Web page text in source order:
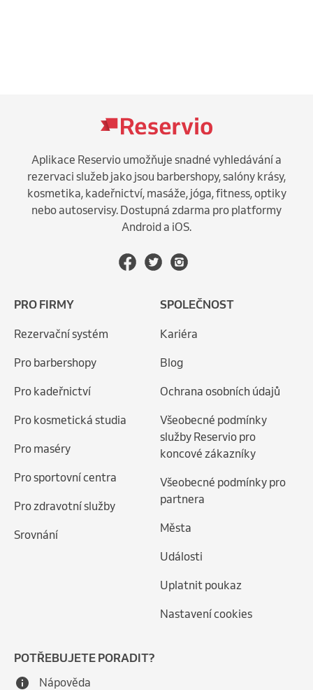
Aplikace Reservio umožňuje snadné vyhledávání a
rezervaci služeb jako jsou barbershopy, salóny krásy,
kosmetika, kadeřnictví, masáže, jóga, fitness, optiky
nebo autoservisy. Dostupná zdarma pro platformy
Android a iOS.
PRO FIRMY
Rezervační systém
Pro barbershopy
Pro kadeřnictví
Pro kosmetická studia
Pro maséry
Pro sportovní centra
Pro zdravotní služby
Srovnání
SPOLEČNOST
Kariéra
Blog
Ochrana osobních údajů
Všeobecné podmínky
služby Reservio pro
koncové zákazníky
Všeobecné podmínky pro
partnera
Města
Události
Uplatnit poukaz
Nastavení cookies
POTŘEBUJETE PORADIT?
Nápověda